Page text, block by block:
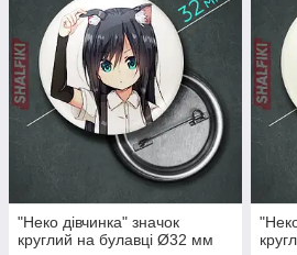
"Неко дівчинка" значок
круглий на булавці Ø32 мм